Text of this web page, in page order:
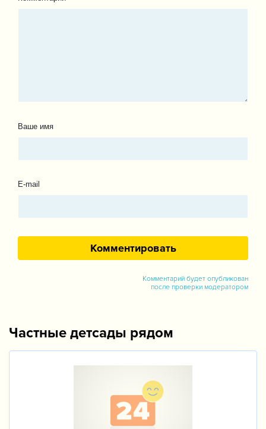
Ваше имя
E-mail
Комментарий будет опубликован
после проверки модератором
Частные детсады рядом